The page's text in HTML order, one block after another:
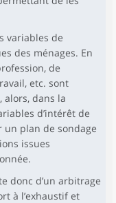
variables de
des ménages. En
de
etc. sont
alors, dans la
d’intérêt de
un plan de sondage
issues
donc d’un arbitrage
à l’exhaustif et